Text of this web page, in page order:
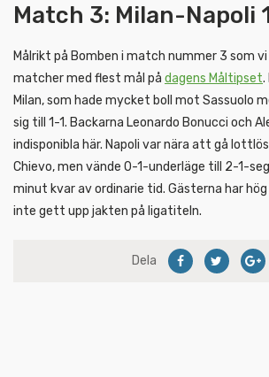
Match 3: Milan-Napoli
Målrikt på Bomben i match nummer 3 som
matcher med flest mål på dagens Måltipset.
Milan, som hade mycket boll mot Sassuolo
sig till 1-1. Backarna Leonardo Bonucci och
indisponibla här. Napoli var nära att gå
Chievo, men vände 0-1-underläge till 2-1-
minut kvar av ordinarie tid. Gästerna har
inte gett upp jakten på ligatiteln.
Dela